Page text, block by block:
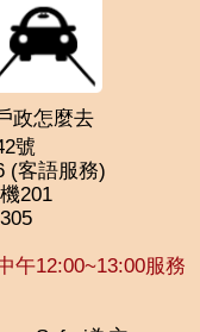
政怎麼去
號
(客語服務)
201
午12:00~13:00服務